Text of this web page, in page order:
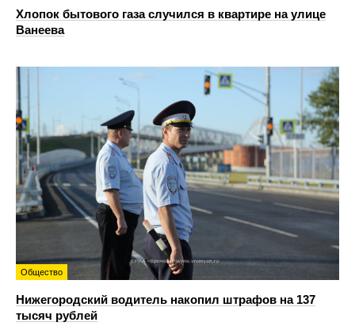
Хлопок бытового газа случился в квартире на улице
Ванеева
Общество
Нижегородский водитель накопил штрафов на 137
тысяч рублей